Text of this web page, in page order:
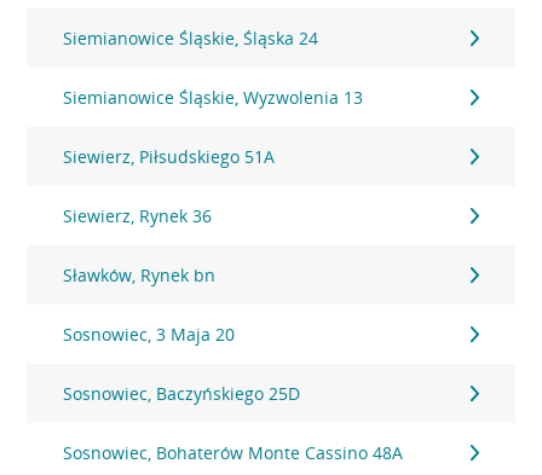
Siemianowice Śląskie, Śląska 24
Siemianowice Śląskie, Wyzwolenia 13
Siewierz, Piłsudskiego 51A
Siewierz, Rynek 36
Sławków, Rynek bn
Sosnowiec, 3 Maja 20
Sosnowiec, Baczyńskiego 25D
Sosnowiec, Bohaterów Monte Cassino 48A